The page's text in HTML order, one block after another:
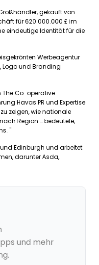
gekauft von
für 620.000.000 £ im
eindeutige Identität für die
Werbeagentur
Logo und Branding
The Co-operative
Havas PR und Expertise
zeigen, wie nationale
Region … bedeutete,
"
Edinburgh und arbeitet
darunter Asda,
und mehr